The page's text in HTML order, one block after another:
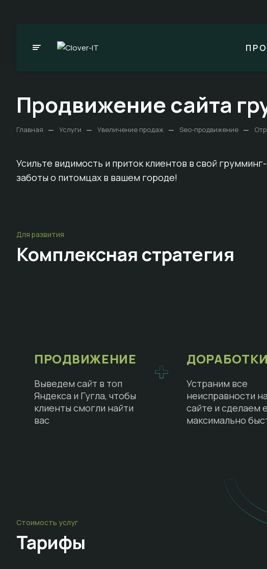
Продвижение сайта
Главная — Услуги — Увеличение продаж — Seo-продвижение —
Усильте видимость и приток клиентов в свой
заботы о питомцах в вашем городе!
Для развития
Комплексная стратегия
ПРОДВИЖЕНИЕ
Выведем сайт в топ
Яндекса и Гугла, чтобы
клиенты смогли найти
вас
ДОРАБОТКИ
Устраним все
неисправности на
сайте и сделаем
максимально
Стоимость услуг
Тарифы